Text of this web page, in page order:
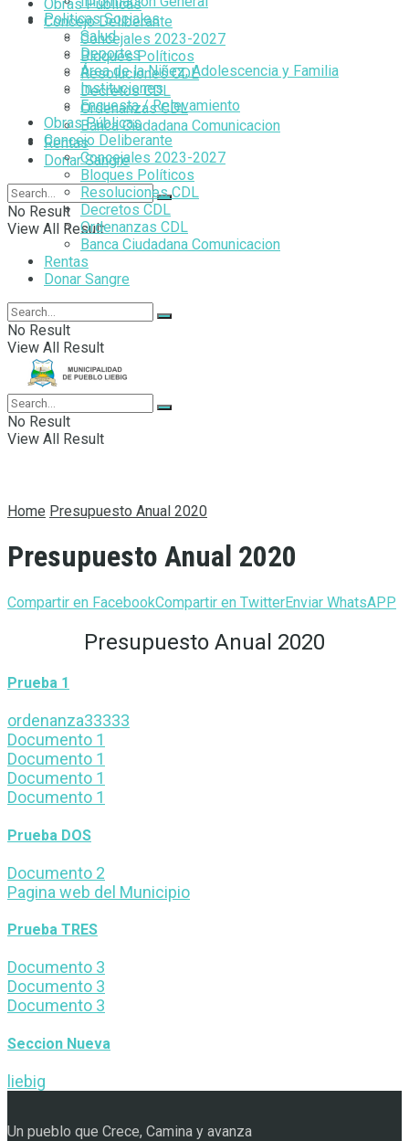
Obras Públicas
Concejo Deliberante
Concejales 2023-2027
Bloques Políticos
Resoluciones CDL
Decretos CDL
Ordenanzas CDL
Banca Ciudadana Comunicacion
Rentas
Donar Sangre
No Result
View All Result
Politicas Sociales
Salud
Deportes
Área de la Niñez, Adolescencia y Familia
Instituciones
Encuesta / Relevamiento
Obras Públicas
Concejo Deliberante
Concejales 2023-2027
Bloques Políticos
Resoluciones CDL
Decretos CDL
Ordenanzas CDL
Banca Ciudadana Comunicacion
Rentas
Donar Sangre
No Result
View All Result
No Result
View All Result
Home Presupuesto Anual 2020
Presupuesto Anual 2020
Compartir en FacebookCompartir en TwitterEnviar WhatsAPP
Presupuesto Anual 2020
Prueba 1
ordenanza33333
Documento 1
Documento 1
Documento 1
Documento 1
Prueba DOS
Documento 2
Pagina web del Municipio
Prueba TRES
Documento 3
Documento 3
Documento 3
Seccion Nueva
liebig
Un pueblo que Crece, Camina y avanza